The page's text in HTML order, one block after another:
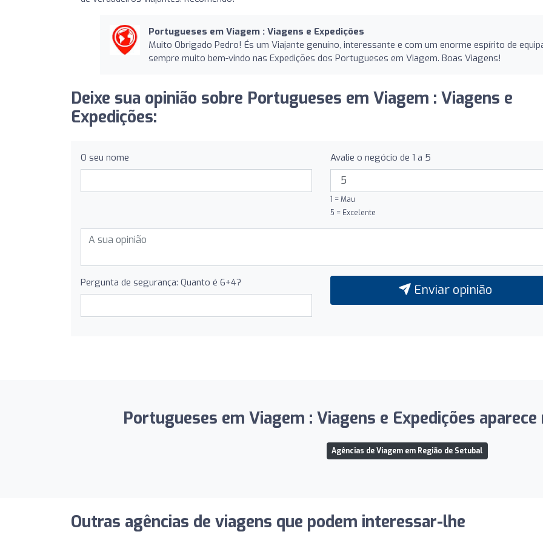
Portugueses em Viagem : Viagens e Expedições
Muito Obrigado Pedro! És um Viajante genuíno, interessante e com um enorme espírito de
sempre muito bem-vindo nas Expedições dos Portugueses em Viagem. Boas Viagens!
Deixe sua opinião sobre Portugueses em Viagem : Viagens e
Expedições:
O seu nome Avalie o negócio de 1 a 5
1 = Mau
5 = Excelente
Pergunta de segurança: Quanto é 6+4? Enviar opinião
Portugueses em Viagem : Viagens e Expedições
Agências de Viagem em Região de Setubal
Outras agências de viagens que podem interessar-lhe